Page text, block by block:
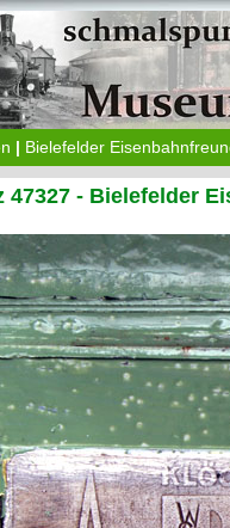
| Bielefelder
47327 - Bielefelder